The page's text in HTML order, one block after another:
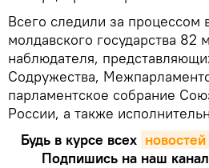
Всего следили за процессом
молдавского государства
наблюдателя,
Содружества,
парламентское собрание
России, а также
Будь в курсе всех новостей
Подпишись на наш